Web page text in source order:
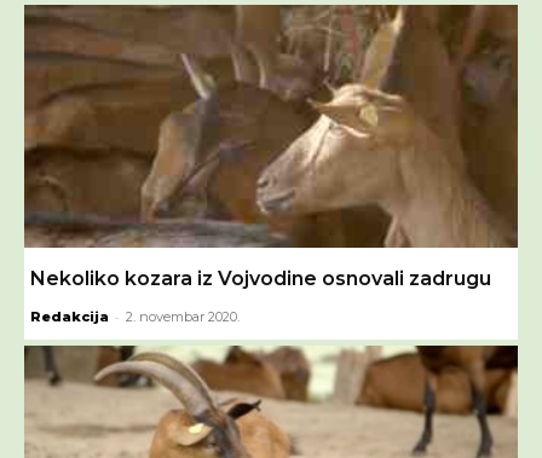
Nekoliko kozara iz Vojvodine osnovali zadrugu
Redakcija - 2. novembar 2020.